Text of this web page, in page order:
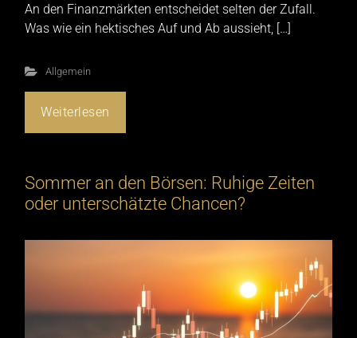
An den Finanzmärkten entscheidet selten der Zufall.
Was wie ein hektisches Auf und Ab aussieht, […]
Allgemein
Weiterlesen
Sommer an den Börsen: Ruhige Zeiten
oder unterschätzte Chancen?